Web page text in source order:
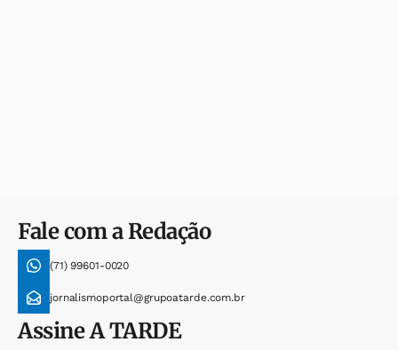
Fale com a Redação
(71) 99601-0020
jornalismoportal@grupoatarde.com.br
AssineA TARDE